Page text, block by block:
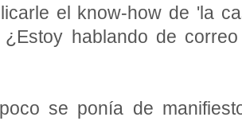
el know-how de 'la
¿Estoy hablando de
se ponía de